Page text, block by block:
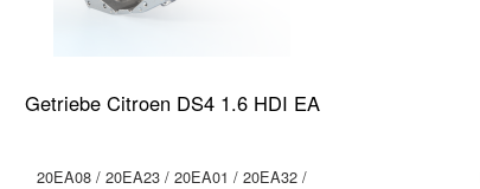
Getriebe Citroen DS4 1.6 HDI EA
20EA08 / 20EA23 / 20EA01 / 20EA32 /